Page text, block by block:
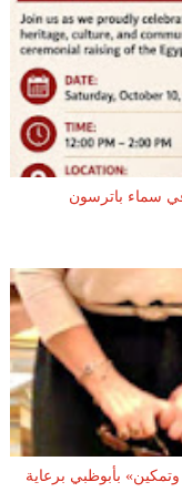
سماء باترسون
بأبوظبي برعاية